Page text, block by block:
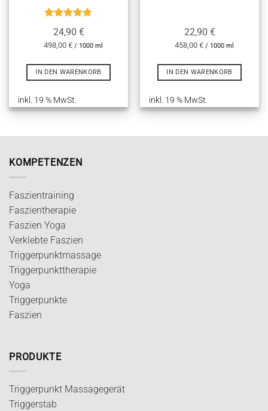
Bewertet
mit4.75
von 5
24,90 €
498,00 €/ 1000 ml
IN DEN WARENKORB
inkl. 19 % MwSt.
22,90 €
458,00 €/ 1000 ml
IN DEN WARENKORB
inkl. 19 % MwSt.
KOMPETENZEN
Faszientraining
Faszientherapie
Faszien Yoga
Verklebte Faszien
Triggerpunktmassage
Triggerpunkttherapie
Yoga
Triggerpunkte
Faszien
PRODUKTE
Triggerpunkt Massagegerät
Triggerstab